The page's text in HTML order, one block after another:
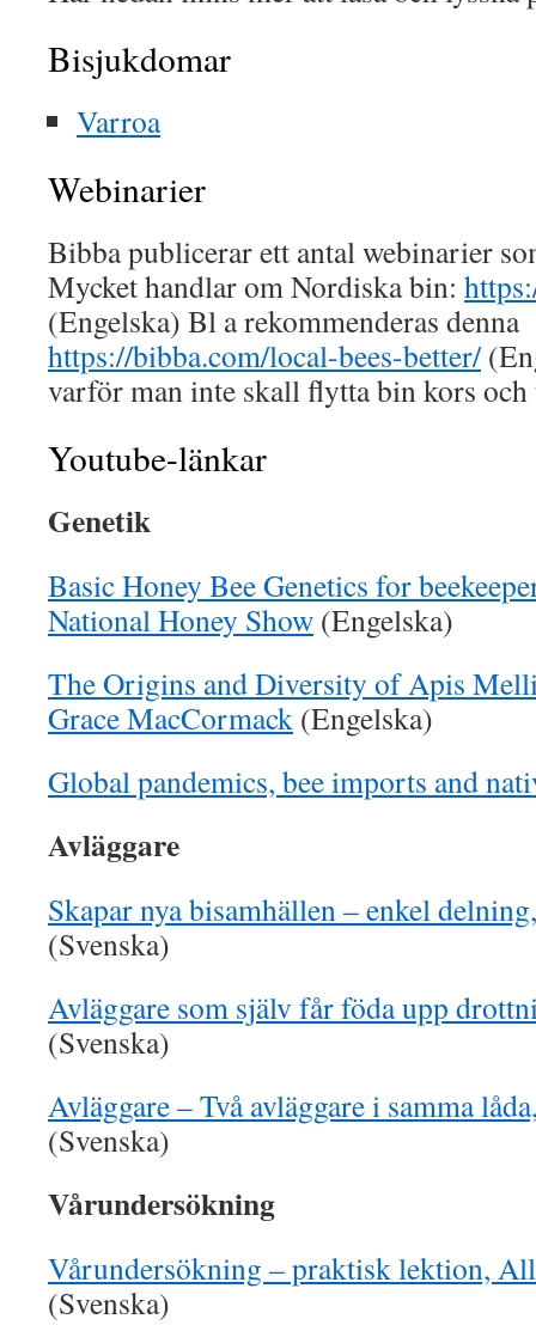
Bisjukdomar
Varroa
Webinarier
Bibba publicerar ett antal webinarier
Mycket handlar om Nordiska bin:
(Engelska) Bl a rekommenderas denna
https://bibba.com/local-bees-better/
varför man inte skall flytta bin kors och
Youtube-länkar
Genetik
Basic Honey Bee Genetics for
National Honey Show (Engelska)
The Origins and Diversity of Apis
Grace MacCormack (Engelska)
Global pandemics, bee imports and
Avläggare
Skapar nya bisamhällen – enkel
(Svenska)
Avläggare som själv får föda upp
(Svenska)
Avläggare – Två avläggare i samma
(Svenska)
Vårundersökning
Vårundersökning – praktisk lektion,
(Svenska)